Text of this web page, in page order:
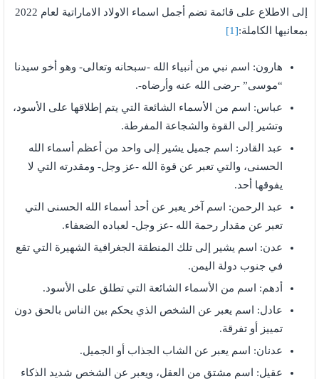
إلى الاطلاع على قائمة تضم أجمل اسماء الاولاد الاماراتية لعام 2022
بمعانيها الكاملة:[1]
هارون: اسم نبي من أنبياء الله -سبحانه وتعالى- وهو أخو سيدنا
“موسى” -رضى الله عنه وأرضاه-.
عباس: اسم من الأسماء الشائعة التي يتم إطلاقها على الأسود،
وتشير إلى القوة والشجاعة المفرطة.
عبد القادر: اسم جميل يشير إلى واحد من أعظم أسماء الله
الحسنى، والتي تعبر عن قوة الله -عز وجل- ومقدرته التي لا
يفوقها أحد.
عبد الرحمن: اسم آخر يعبر عن أحد أسماء الله الحسنى التي
تعبر عن مقدار رحمة الله -عز وجل- لعباده الضعفاء.
عدن: اسم يشير إلى تلك المنطقة الجغرافية الشهيرة التي تقع
في جنوب دولة اليمن.
أدهم: اسم من الأسماء الشائعة التي تطلق على الأسود.
عادل: اسم يعبر عن الشخص الذي يحكم بين الناس بالحق دون
تمييز أو تفرقة.
عدنان: اسم يعبر عن الشاب الجذاب أو الجميل.
عقيل: اسم مشتق من العقل، ويعبر عن الشخص شديد الذكاء